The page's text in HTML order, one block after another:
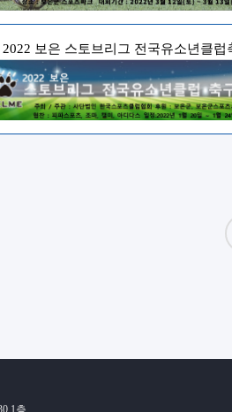
2022 보은 스토브리그 전국유소년클럽
1층